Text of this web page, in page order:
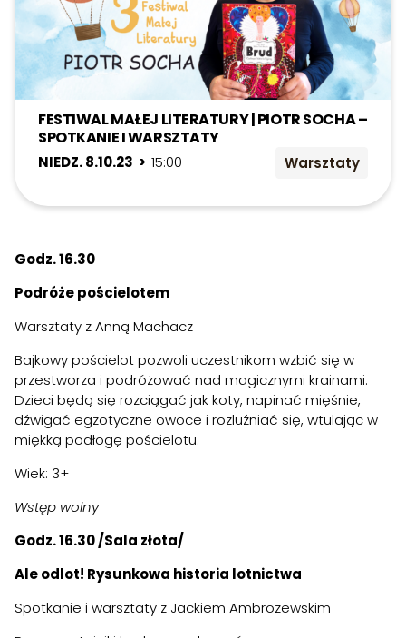
FESTIWAL MAŁEJ LITERATURY | PIOTR SOCHA –
SPOTKANIE I WARSZTATY
NIEDZ. 8.10.23 > 15:00 Warsztaty
Godz. 16.30
Podróże pościelotem
Warsztaty z Anną Machacz
Bajkowy pościelot pozwoli uczestnikom wzbić się w
przestworza i podróżować nad magicznymi krainami.
Dzieci będą się rozciągać jak koty, napinać mięśnie,
dźwigać egzotyczne owoce i rozluźniać się, wtulając w
miękką podłogę pościelotu.
Wiek: 3+
Wstęp wolny
Godz. 16.30 /Sala złota/
Ale odlot! Rysunkowa historia lotnictwa
Spotkanie i warsztaty z Jackiem Ambrożewskim